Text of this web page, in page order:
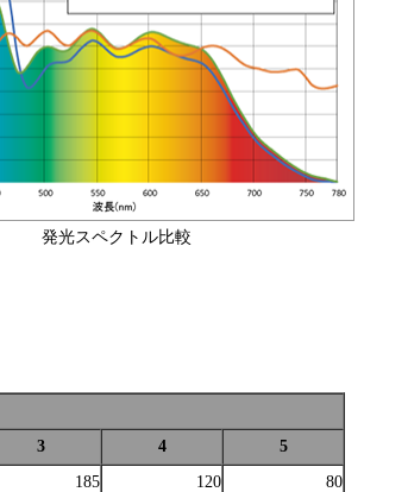
発光スペクトル比較
3 4
5
185 120
80